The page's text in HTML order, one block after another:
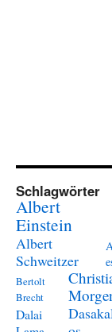
Schlagwörter
Albert
Einstein
Albert
Schweitzer
Bertolt
Brecht
Dalai